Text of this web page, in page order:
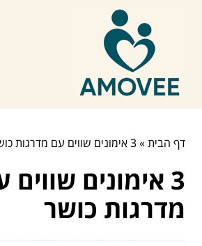
דף הבית»3 אימונים שווים עם מדרגות כושר
3 אימונים שווים
מדרגות כושר